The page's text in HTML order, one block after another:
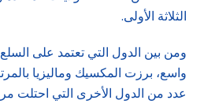
الثلاثة الأولى.
ومن بين الدول التي تعتمد على
واسع، برزت المكسيك وماليزيا
عدد من الدول الأخرى التي احتلت